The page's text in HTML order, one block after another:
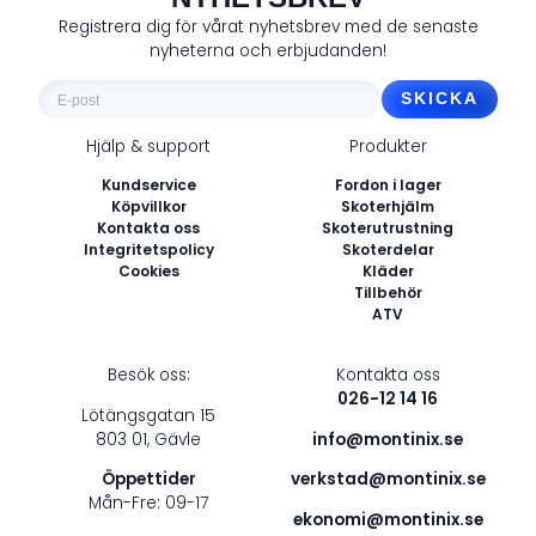
Registrera dig för vårat nyhetsbrev med de senaste
nyheterna och erbjudanden!
Hjälp & support
Kundservice
Köpvillkor
Kontakta oss
Integritetspolicy
Cookies
Produkter
Fordon i lager
Skoterhjälm
Skoterutrustning
Skoterdelar
Kläder
Tillbehör
ATV
Besök oss:
Lötängsgatan 15
803 01, Gävle
Öppettider
Mån-Fre: 09-17
Kontakta oss
026-12 14 16
info@montinix.se
verkstad@montinix.se
ekonomi@montinix.se